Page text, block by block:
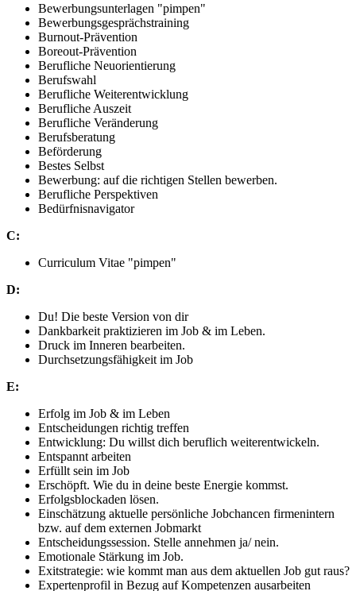
Bewerbungsunterlagen "pimpen"
Bewerbungsgesprächstraining
Burnout-Prävention
Boreout-Prävention
Berufliche Neuorientierung
Berufswahl
Berufliche Weiterentwicklung
Berufliche Auszeit
Berufliche Veränderung
Berufsberatung
Beförderung
Bestes Selbst
Bewerbung: auf die richtigen Stellen bewerben.
Berufliche Perspektiven
Bedürfnisnavigator
C:
Curriculum Vitae "pimpen"
D:
Du! Die beste Version von dir
Dankbarkeit praktizieren im Job & im Leben.
Druck im Inneren bearbeiten.
Durchsetzungsfähigkeit im Job
E:
Erfolg im Job & im Leben
Entscheidungen richtig treffen
Entwicklung: Du willst dich beruflich weiterentwickeln.
Entspannt arbeiten
Erfüllt sein im Job
Erschöpft. Wie du in deine beste Energie kommst.
Erfolgsblockaden lösen.
Einschätzung aktuelle persönliche Jobchancen firmenintern
bzw. auf dem externen Jobmarkt
Entscheidungssession. Stelle annehmen ja/ nein.
Emotionale Stärkung im Job.
Exitstrategie: wie kommt man aus dem aktuellen Job gut raus?
Expertenprofil in Bezug auf Kompetenzen ausarbeiten